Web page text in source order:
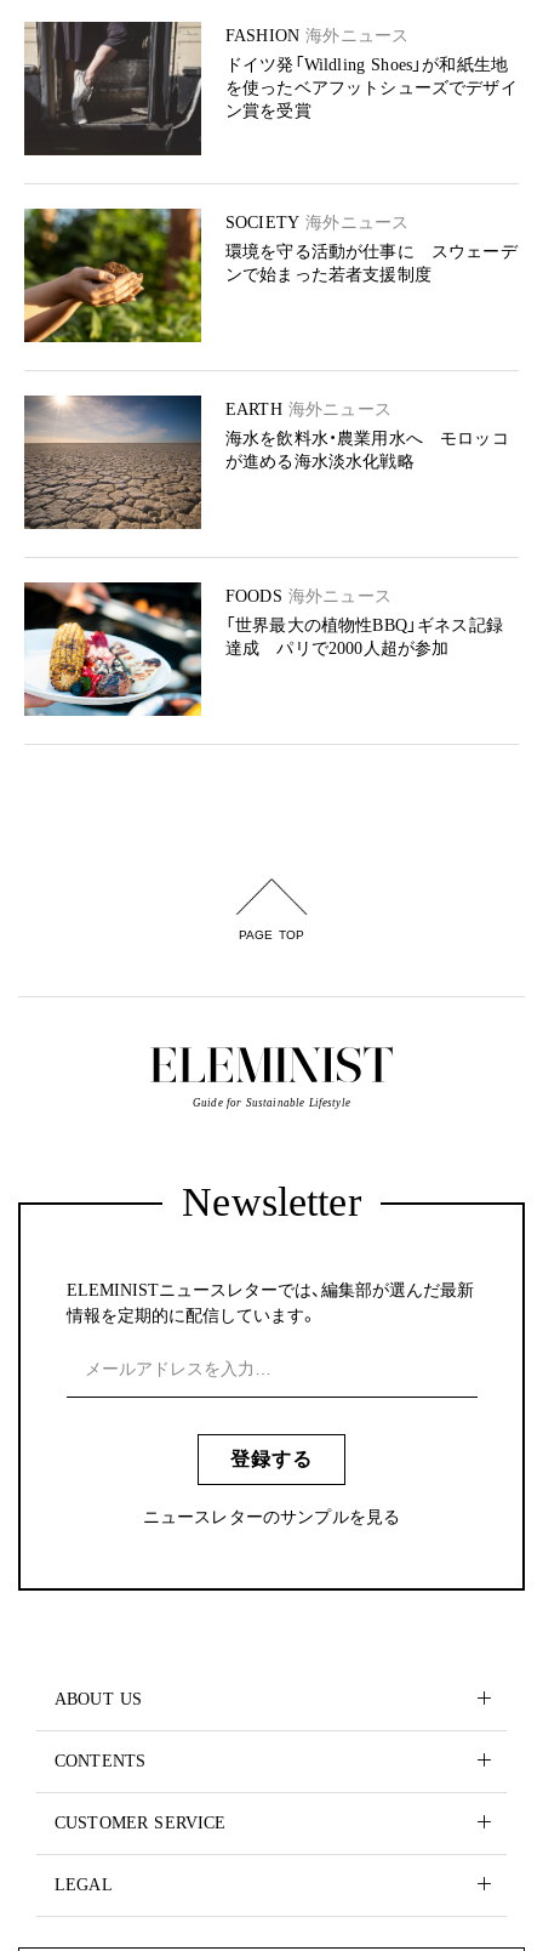
FASHION 海外ニュース
ドイツ発「Wildling Shoes」が和紙生地
を使ったベアフットシューズでデザイ
ン賞を受賞
SOCIETY 海外ニュース
環境を守る活動が仕事に スウェーデ
ンで始まった若者支援制度
EARTH 海外ニュース
海水を飲料水・農業用水へ モロッコ
が進める海水淡水化戦略
FOODS 海外ニュース
「世界最大の植物性BBQ」ギネス記録
達成 パリで2000人超が参加
PAGE TOP
Guide for Sustainable Lifestyle
Newsletter
ELEMINISTニュースレターでは、編集部が選んだ最新
情報を定期的に配信しています。
登録する
ニュースレターのサンプルを見る
ABOUT US
CONTENTS
CUSTOMER SERVICE
LEGAL